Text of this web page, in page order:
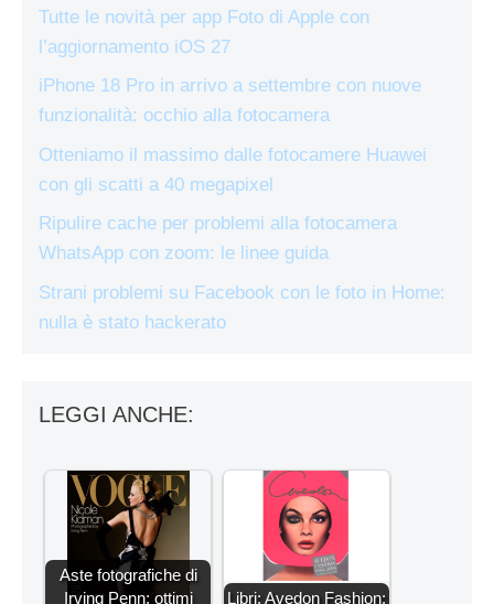
Tutte le novità per app Foto di Apple con
l’aggiornamento iOS 27
iPhone 18 Pro in arrivo a settembre con nuove
funzionalità: occhio alla fotocamera
Otteniamo il massimo dalle fotocamere Huawei
con gli scatti a 40 megapixel
Ripulire cache per problemi alla fotocamera
WhatsApp con zoom: le linee guida
Strani problemi su Facebook con le foto in Home:
nulla è stato hackerato
LEGGI ANCHE:
Aste fotografiche di
Irving Penn: ottimi
Libri: Avedon Fashion: